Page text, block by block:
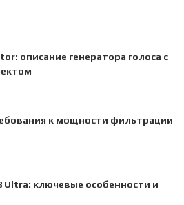
описание генератора голоса с
к мощности фильтрации
Ultra: ключевые особенности и